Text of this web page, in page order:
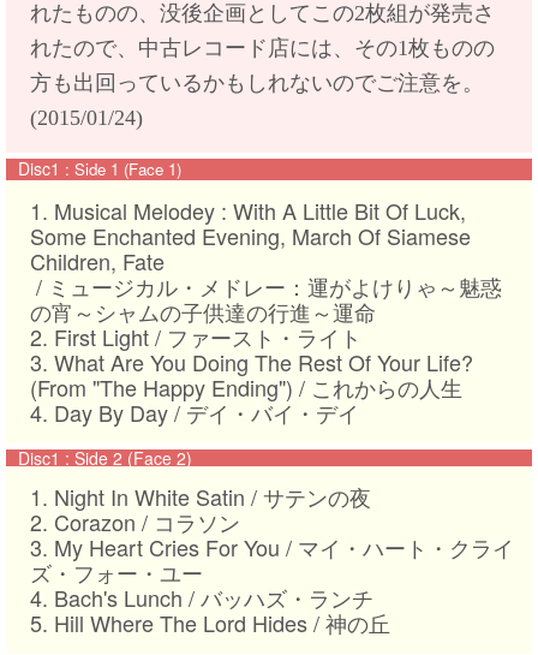
れたものの、没後企画としてこの2枚組が発売さ
れたので、中古レコード店には、その1枚ものの
方も出回っているかもしれないのでご注意を。
(2015/01/24)
Disc1 : Side 1 (Face 1)
1. Musical Melodey : With A Little Bit Of Luck,
Some Enchanted Evening, March Of Siamese
Children, Fate
/ ミュージカル・メドレー：運がよけりゃ～魅惑
の宵～シャムの子供達の行進～運命
2. First Light / ファースト・ライト
3. What Are You Doing The Rest Of Your Life?
(From "The Happy Ending") / これからの人生
4. Day By Day / デイ・バイ・デイ
Disc1 : Side 2 (Face 2)
1. Night In White Satin / サテンの夜
2. Corazon / コラソン
3. My Heart Cries For You / マイ・ハート・クライ
ズ・フォー・ユー
4. Bach's Lunch / バッハズ・ランチ
5. Hill Where The Lord Hides / 神の丘